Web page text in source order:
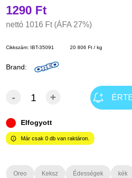
1290 Ft
nettó 1016 Ft (ÁFA 27%)
Cikkszám: IBT-35091 20 806 Ft / kg
Brand:
- +
Elfogyott
Már csak 0 db van raktáron.
Oreo Keksz Édességek kék